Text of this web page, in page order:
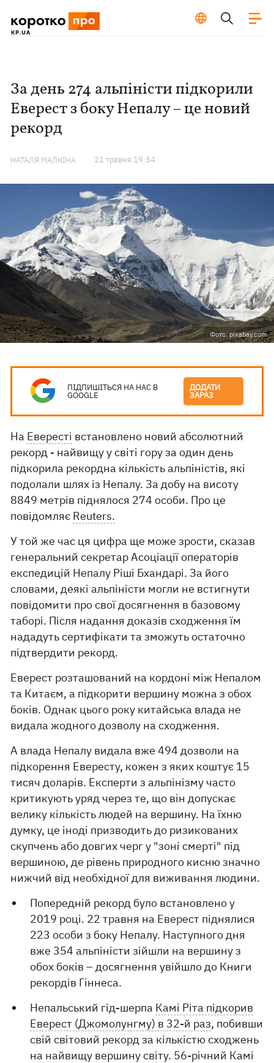
За день 274 альпіністи підкорили
Еверест з боку Непалу – це новий
рекорд
НАТАЛЯ МАЛКІНА 21 травня 19:54
Фото: pixabay.com
ПІДПИШІТЬСЯ НА НАС В
GOOGLE
ДОДАТИ
ЗАРАЗ
На Евересті встановлено новий абсолютний
рекорд - найвищу у світі гору за один день
підкорила рекордна кількість альпіністів, які
подолали шлях із Непалу. За добу на висоту
8849 метрів піднялося 274 особи. Про це
повідомляє Reuters.
У той же час ця цифра ще може зрости, сказав
генеральний секретар Асоціації операторів
експедицій Непалу Ріші Бхандарі. За його
словами, деякі альпіністи могли не встигнути
повідомити про свої досягнення в базовому
таборі. Після надання доказів сходження їм
нададуть сертифікати та зможуть остаточно
підтвердити рекорд.
Еверест розташований на кордоні між Непалом
та Китаєм, а підкорити вершину можна з обох
боків. Однак цього року китайська влада не
видала жодного дозволу на сходження.
А влада Непалу видала вже 494 дозволи на
підкорення Евересту, кожен з яких коштує 15
тисяч доларів. Експерти з альпінізму часто
критикують уряд через те, що він допускає
велику кількість людей на вершину. На їхню
думку, це іноді призводить до ризикованих
скупчень або довгих черг у "зоні смерті" під
вершиною, де рівень природного кисню значно
нижчий від необхідної для виживання людини.
Попередній рекорд було встановлено у
2019 році. 22 травня на Еверест піднялися
223 особи з боку Непалу. Наступного дня
вже 354 альпіністи зійшли на вершину з
обох боків – досягнення увійшло до Книги
рекордів Гіннеса.
Непальський гід-шерпа Камі Ріта підкорив
Еверест (Джомолунгму) в 32-й раз, побивши
свій світовий рекорд за кількістю сходжень
на найвищу вершину світу. 56-річний Камі